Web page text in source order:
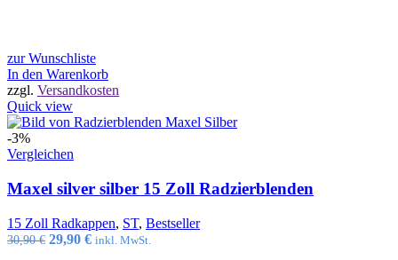
zur Wunschliste
In den Warenkorb
zzgl. Versandkosten
Quick view
-3%
Vergleichen
Maxel silver silber 15 Zoll Radzierblenden
15 Zoll Radkappen, ST, Bestseller
30,90€ Ursprünglicher
29,90 €Aktueller
inkl. MwSt.